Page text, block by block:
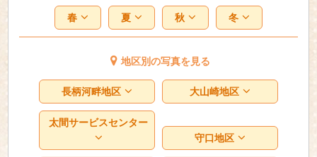
春 夏 秋 冬
地区別の写真を見る
長柄河畔地区 大山崎地区
太間サービスセンター
守口地区